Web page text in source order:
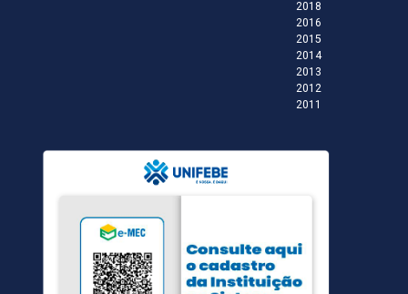
2018
2016
2015
2014
2013
2012
2011